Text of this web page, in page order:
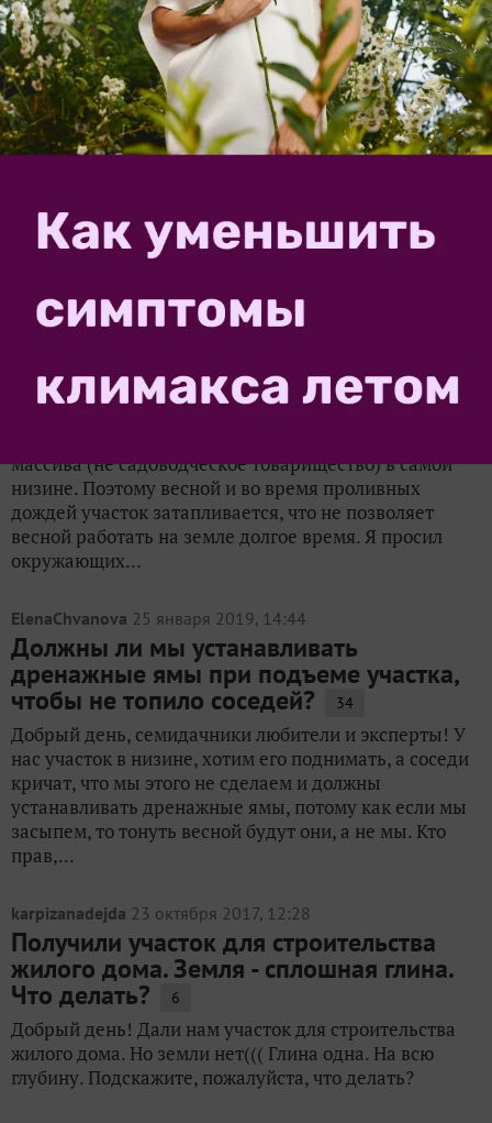
10 растений для заболоченных низин
23
Получив в наследство дачу на влажном участке, да
еще и в низине, вы вначале будете в шоке. Осваивать
«болото» придется в резиновых сапогах, особенно
первые попытки сразу посадить деревья,...
Топит участок. Соседи копать канаву
для стока воды не разрешают. Есть ли
позволяющие прокопать дренажную
канаву вдоль участков соседей? 1
массива (не садоводческое товарищество) в самой
низине. Поэтому весной и во время проливных
дождей участок затапливается, что не позволяет
весной работать на земле долгое время. Я просил
окружающих...
ElenaChvanova 25 января 2019, 14:44
Должны ли мы устанавливать
дренажные ямы при подъеме участка,
чтобы не топило соседей? 34
Добрый день, семидачники любители и эксперты! У
нас участок в низине, хотим его поднимать, а соседи
кричат, что мы этого не сделаем и должны
устанавливать дренажные ямы, потому как если мы
засыпем, то тонуть весной будут они, а не мы. Кто
прав,...
karpizanadejda 23 октября 2017, 12:28
Получили участок для строительства
жилого дома. Земля - сплошная глина.
Что делать? 6
Добрый день! Дали нам участок для строительства
жилого дома. Но земли нет((( Глина одна. На всю
глубину. Подскажите, пожалуйста, что делать?